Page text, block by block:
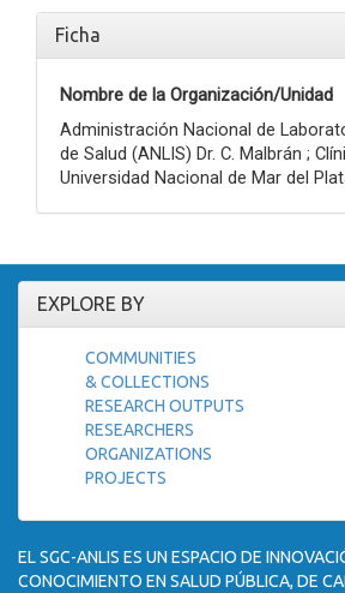
Ficha
Nombre de la Organización/Unidad
Administración Nacional de
de Salud (ANLIS) Dr. C. Malbrán ;
Universidad Nacional de Mar del
EXPLORE BY
COMMUNITIES
& COLLECTIONS
RESEARCH OUTPUTS
RESEARCHERS
ORGANIZATIONS
PROJECTS
EL SGC-ANLIS ES UN ESPACIO DE
CONOCIMIENTO EN SALUD PÚBLICA, DE